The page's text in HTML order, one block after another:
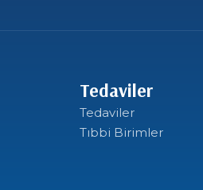
Tedaviler
Tedaviler
Tıbbi Birimler